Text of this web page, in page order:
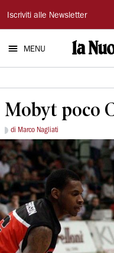
La
Nuova
Ferrara
Iscriviti alle Newsletter
MENU
Mobyt poco
di Marco Nagliati